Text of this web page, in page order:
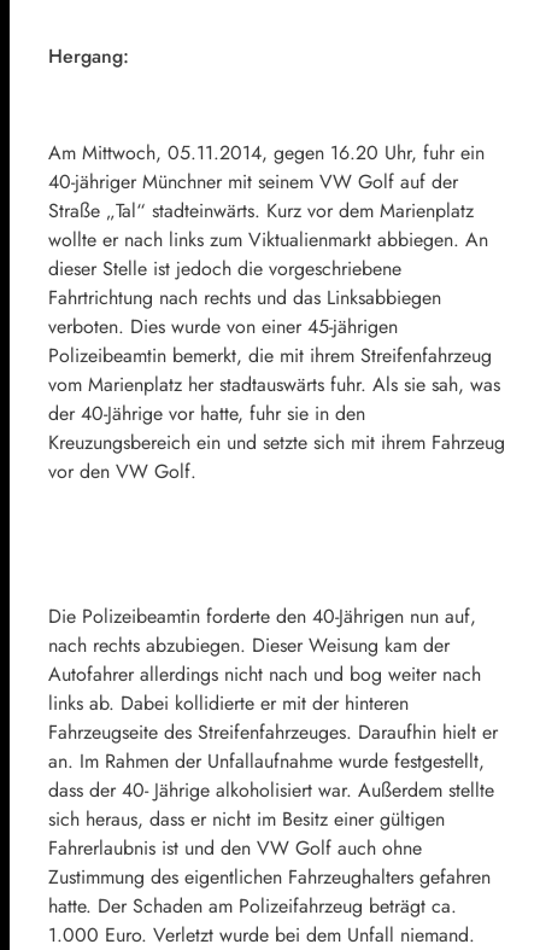
Hergang:
Am Mittwoch, 05.11.2014, gegen 16.20 Uhr, fuhr ein
40-jähriger Münchner mit seinem VW Golf auf der
Straße „Tal“ stadteinwärts. Kurz vor dem Marienplatz
wollte er nach links zum Viktualienmarkt abbiegen. An
dieser Stelle ist jedoch die vorgeschriebene
Fahrtrichtung nach rechts und das Linksabbiegen
verboten. Dies wurde von einer 45-jährigen
Polizeibeamtin bemerkt, die mit ihrem Streifenfahrzeug
vom Marienplatz her stadtauswärts fuhr. Als sie sah, was
der 40-Jährige vor hatte, fuhr sie in den
Kreuzungsbereich ein und setzte sich mit ihrem Fahrzeug
vor den VW Golf.
Die Polizeibeamtin forderte den 40-Jährigen nun auf,
nach rechts abzubiegen. Dieser Weisung kam der
Autofahrer allerdings nicht nach und bog weiter nach
links ab. Dabei kollidierte er mit der hinteren
Fahrzeugseite des Streifenfahrzeuges. Daraufhin hielt er
an. Im Rahmen der Unfallaufnahme wurde festgestellt,
dass der 40- Jährige alkoholisiert war. Außerdem stellte
sich heraus, dass er nicht im Besitz einer gültigen
Fahrerlaubnis ist und den VW Golf auch ohne
Zustimmung des eigentlichen Fahrzeughalters gefahren
hatte. Der Schaden am Polizeifahrzeug beträgt ca.
1.000 Euro. Verletzt wurde bei dem Unfall niemand.